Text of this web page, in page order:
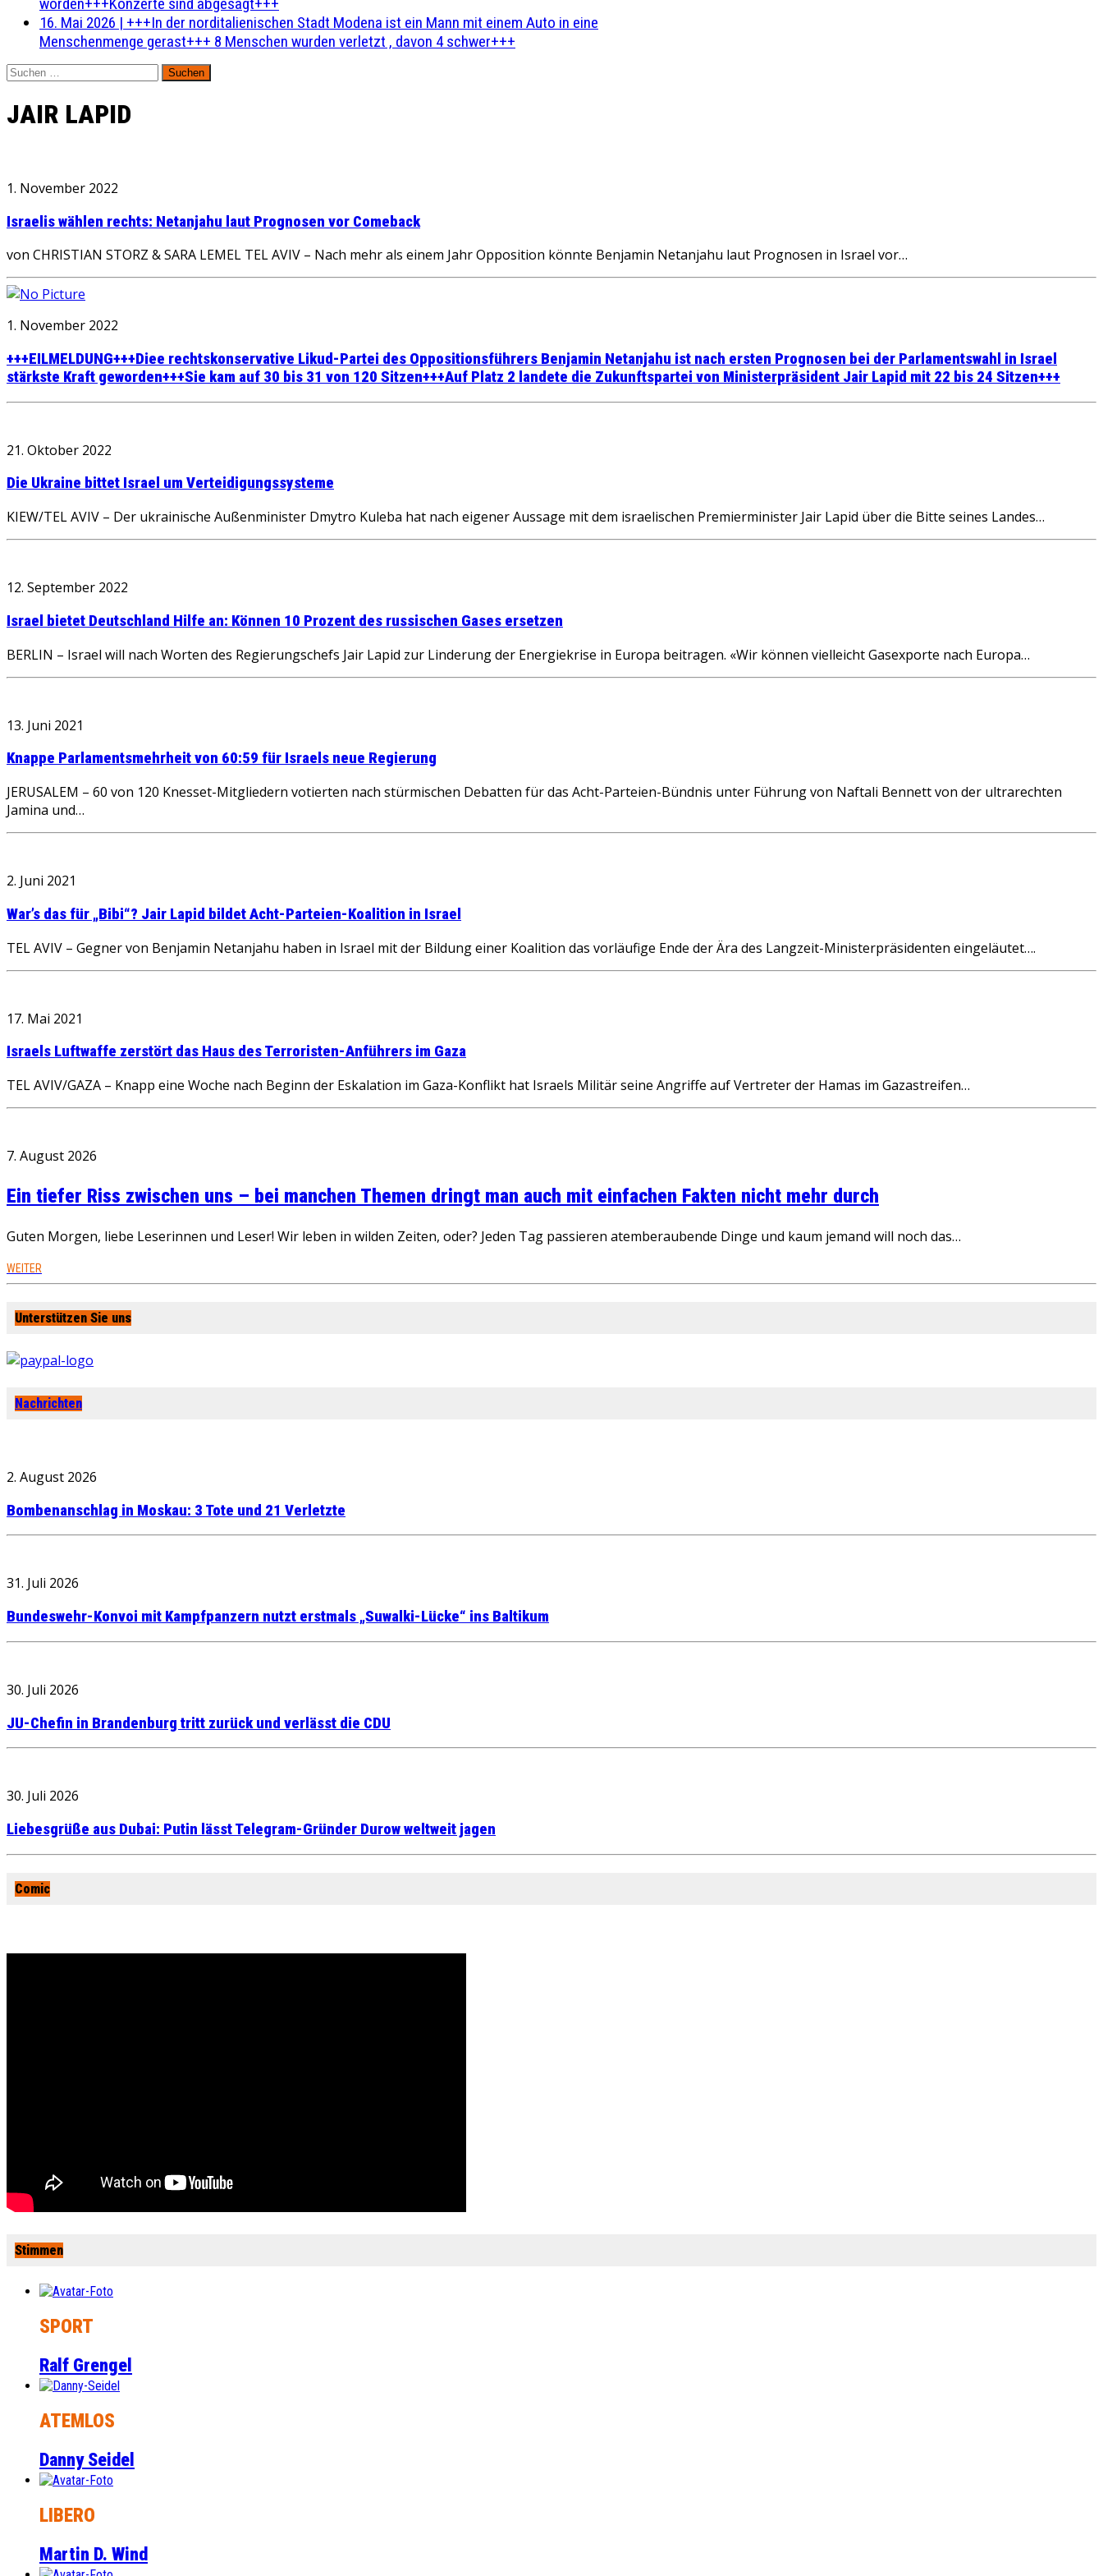
16. Mai 2026 | +++In der norditalienischen Stadt Modena ist ein Mann mit einem Auto in eine
Menschenmenge gerast+++ 8 Menschen wurden verletzt , davon 4 schwer+++
Suchen
nach:
JAIR LAPID
1. November 2022
Israelis wählen rechts: Netanjahu laut Prognosen vor Comeback
von CHRISTIAN STORZ & SARA LEMEL TEL AVIV – Nach mehr als einem Jahr Opposition könnte Benjamin Netanjahu laut Prognosen in Israel vor…
1. November 2022
+++EILMELDUNG+++Diee rechtskonservative Likud-Partei des Oppositionsführers Benjamin Netanjahu ist nach ersten Prognosen bei der Parlamentswahl in Israel
stärkste Kraft geworden+++Sie kam auf 30 bis 31 von 120 Sitzen+++Auf Platz 2 landete die Zukunftspartei von Ministerpräsident Jair Lapid mit 22 bis 24 Sitzen+++
21. Oktober 2022
Die Ukraine bittet Israel um Verteidigungssysteme
KIEW/TEL AVIV – Der ukrainische Außenminister Dmytro Kuleba hat nach eigener Aussage mit dem israelischen Premierminister Jair Lapid über die Bitte seines Landes…
12. September 2022
Israel bietet Deutschland Hilfe an: Können 10 Prozent des russischen Gases ersetzen
BERLIN – Israel will nach Worten des Regierungschefs Jair Lapid zur Linderung der Energiekrise in Europa beitragen. «Wir können vielleicht Gasexporte nach Europa…
13. Juni 2021
Knappe Parlamentsmehrheit von 60:59 für Israels neue Regierung
JERUSALEM – 60 von 120 Knesset-Mitgliedern votierten nach stürmischen Debatten für das Acht-Parteien-Bündnis unter Führung von Naftali Bennett von der ultrarechten
Jamina und…
2. Juni 2021
War’s das für „Bibi“? Jair Lapid bildet Acht-Parteien-Koalition in Israel
TEL AVIV – Gegner von Benjamin Netanjahu haben in Israel mit der Bildung einer Koalition das vorläufige Ende der Ära des Langzeit-Ministerpräsidenten eingeläutet….
17. Mai 2021
Israels Luftwaffe zerstört das Haus des Terroristen-Anführers im Gaza
TEL AVIV/GAZA – Knapp eine Woche nach Beginn der Eskalation im Gaza-Konflikt hat Israels Militär seine Angriffe auf Vertreter der Hamas im Gazastreifen…
7. August 2026
Ein tiefer Riss zwischen uns – bei manchen Themen dringt man auch mit einfachen Fakten nicht mehr durch
Guten Morgen, liebe Leserinnen und Leser! Wir leben in wilden Zeiten, oder? Jeden Tag passieren atemberaubende Dinge und kaum jemand will noch das…
WEITER
Unterstützen Sie uns
Nachrichten
2. August 2026
Bombenanschlag in Moskau: 3 Tote und 21 Verletzte
31. Juli 2026
Bundeswehr-Konvoi mit Kampfpanzern nutzt erstmals „Suwalki-Lücke“ ins Baltikum
30. Juli 2026
JU-Chefin in Brandenburg tritt zurück und verlässt die CDU
30. Juli 2026
Liebesgrüße aus Dubai: Putin lässt Telegram-Gründer Durow weltweit jagen
Comic
Stimmen
SPORT
Ralf Grengel
ATEMLOS
Danny Seidel
LIBERO
Martin D. Wind